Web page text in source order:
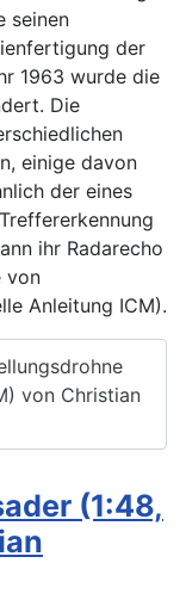
seinen
der
1963 wurde die
Die
einige davon
der eines
ihr Radarecho
von
Anleitung ICM).
von Christian
(1:48,